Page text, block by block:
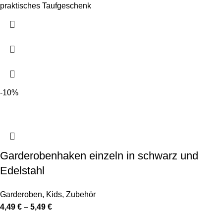
praktisches Taufgeschenk
-10%
Garderobenhaken einzeln in schwarz und
Edelstahl
Garderoben, Kids, Zubehör
4,49 € – 5,49 €